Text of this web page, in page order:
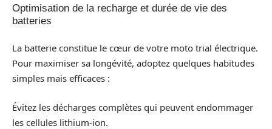
Optimisation de la recharge et durée de vie des
batteries
La batterie constitue le cœur de votre moto trial électrique.
Pour maximiser sa longévité, adoptez quelques habitudes
simples mais efficaces :
Évitez les décharges complètes qui peuvent endommager
les cellules lithium-ion.